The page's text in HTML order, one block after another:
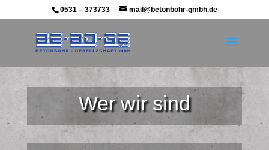
0531 – 373733 mail@betonbohr-gmbh.de
Wer wir sind